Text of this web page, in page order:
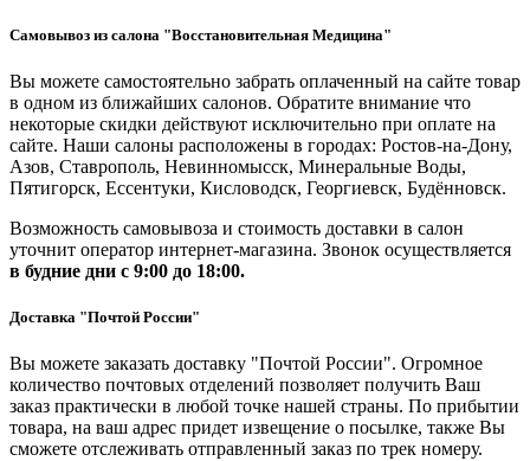
Самовывоз из салона "Восстановительная Медицина"
Вы можете самостоятельно забрать оплаченный на сайте товар
в одном из ближайших салонов. Обратите внимание что
некоторые скидки действуют исключительно при оплате на
сайте. Наши салоны расположены в городах: Ростов-на-Дону,
Азов, Ставрополь, Невинномысск, Минеральные Воды,
Пятигорск, Ессентуки, Кисловодск, Георгиевск, Будённовск.
Возможность самовывоза и стоимость доставки в салон
уточнит оператор интернет-магазина. Звонок осуществляется
в будние дни с 9:00 до 18:00.
Доставка "Почтой России"
Вы можете заказать доставку "Почтой России". Огромное
количество почтовых отделений позволяет получить Ваш
заказ практически в любой точке нашей страны. По прибытии
товара, на ваш адрес придет извещение о посылке, также Вы
сможете отслеживать отправленный заказ по трек номеру.